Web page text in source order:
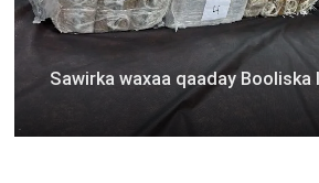
Sawirka waxaa qaaday Booliska